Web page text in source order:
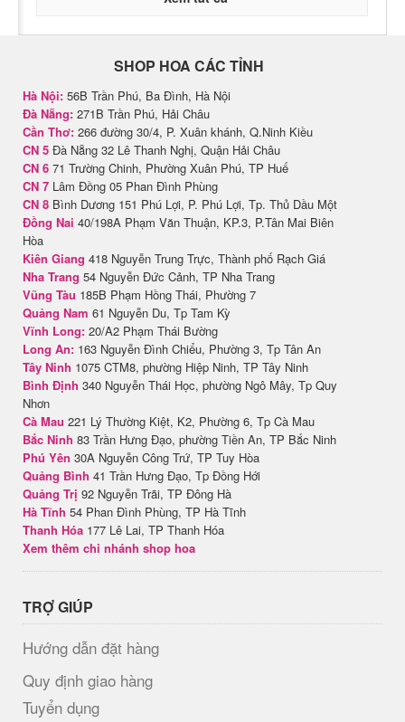
SHOP HOA CÁC TỈNH
Hà Nội: 56B Trần Phú, Ba Đình, Hà Nội
Đà Nẵng: 271B Trần Phú, Hải Châu
Cần Thơ: 266 đường 30/4, P. Xuân khánh, Q.Ninh Kiều
CN 5 Đà Nẵng 32 Lê Thanh Nghị, Quận Hải Châu
CN 6 71 Trường Chinh, Phường Xuân Phú, TP Huế
CN 7 Lâm Đồng 05 Phan Đình Phùng
CN 8 Bình Dương 151 Phú Lợi, P. Phú Lợi, Tp. Thủ Dầu Một
Đồng Nai 40/198A Phạm Văn Thuận, KP.3, P.Tân Mai Biên
Hòa
Kiên Giang 418 Nguyễn Trung Trực, Thành phố Rạch Giá
Nha Trang 54 Nguyễn Đức Cảnh, TP Nha Trang
Vũng Tàu 185B Phạm Hồng Thái, Phường 7
Quảng Nam 61 Nguyễn Du, Tp Tam Kỳ
Vĩnh Long: 20/A2 Phạm Thái Bường
Long An: 163 Nguyễn Đình Chiểu, Phường 3, Tp Tân An
Tây Ninh 1075 CTM8, phường Hiệp Ninh, TP Tây Ninh
Bình Định 340 Nguyễn Thái Học, phường Ngô Mây, Tp Quy
Nhơn
Cà Mau 221 Lý Thường Kiệt, K2, Phường 6, Tp Cà Mau
Bắc Ninh 83 Trần Hưng Đạo, phường Tiền An, TP Bắc Ninh
Phú Yên 30A Nguyễn Công Trứ, TP Tuy Hòa
Quảng Bình 41 Trần Hưng Đạo, Tp Đồng Hới
Quảng Trị 92 Nguyễn Trãi, TP Đông Hà
Hà Tĩnh 54 Phan Đình Phùng, TP Hà Tĩnh
Thanh Hóa 177 Lê Lai, TP Thanh Hóa
Xem thêm chi nhánh shop hoa
TRỢ GIÚP
Hướng dẫn đặt hàng
Quy định giao hàng
Tuyển dụng